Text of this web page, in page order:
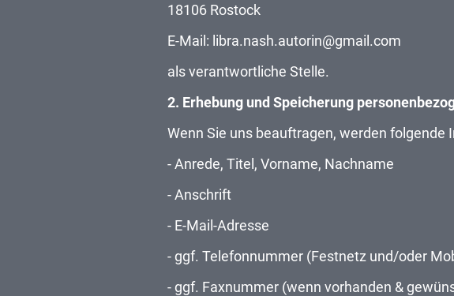
18106 Rostock
E-Mail: libra.nash.autorin@gmail.com
als verantwortliche Stelle.
2. Erhebung und Speicherung
Wenn Sie uns beauftragen, werden folgende
- Anrede, Titel, Vorname, Nachname
- Anschrift
- E-Mail-Adresse
- ggf. Telefonnummer (Festnetz und/oder
- ggf. Faxnummer (wenn vorhanden &